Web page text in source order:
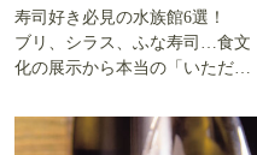
寿司好き必見の水族館6選！
ブリ、シラス、ふな寿司…食文
化の展示から本当の「いただき